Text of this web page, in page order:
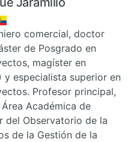
comercial, doctor
de Posgrado en
magíster en
y especialista superior en
Profesor principal,
Académica de
del Observatorio de la
de la Gestión de la